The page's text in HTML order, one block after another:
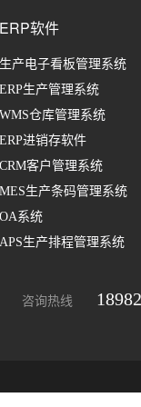
ERP软件
生产电子看板管理系统
ERP生产管理系统
WMS仓库管理系统
ERP进销存软件
CRM客户管理系统
MES生产条码管理系统
OA系统
APS生产排程管理系统
咨询热线